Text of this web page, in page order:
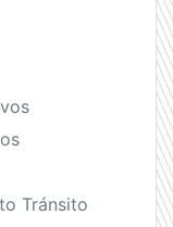
Tránsito